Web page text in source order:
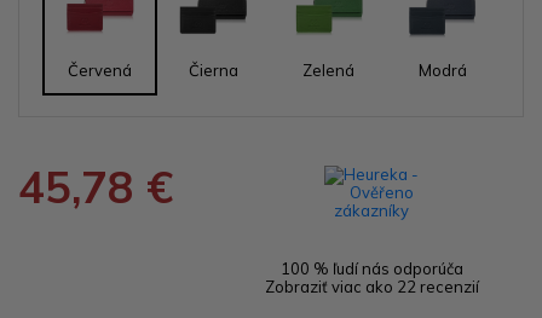
Červená Čierna Zelená Modrá
45,78 €
100 % ľudí nás odporúča
Zobraziť viac ako 22 recenzií